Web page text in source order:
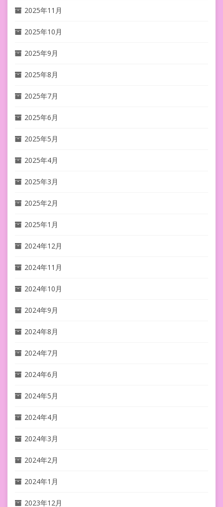
2025年11月
2025年10月
2025年9月
2025年8月
2025年7月
2025年6月
2025年5月
2025年4月
2025年3月
2025年2月
2025年1月
2024年12月
2024年11月
2024年10月
2024年9月
2024年8月
2024年7月
2024年6月
2024年5月
2024年4月
2024年3月
2024年2月
2024年1月
2023年12月